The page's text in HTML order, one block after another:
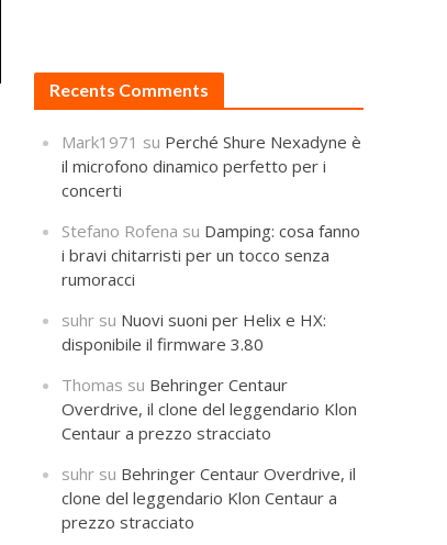
Recents Comments
Mark1971 su Perché Shure Nexadyne è
il microfono dinamico perfetto per i
concerti
Stefano Rofena su Damping: cosa fanno
i bravi chitarristi per un tocco senza
rumoracci
suhr su Nuovi suoni per Helix e HX:
disponibile il firmware 3.80
Thomas su Behringer Centaur
Overdrive, il clone del leggendario Klon
Centaur a prezzo stracciato
suhr su Behringer Centaur Overdrive, il
clone del leggendario Klon Centaur a
prezzo stracciato